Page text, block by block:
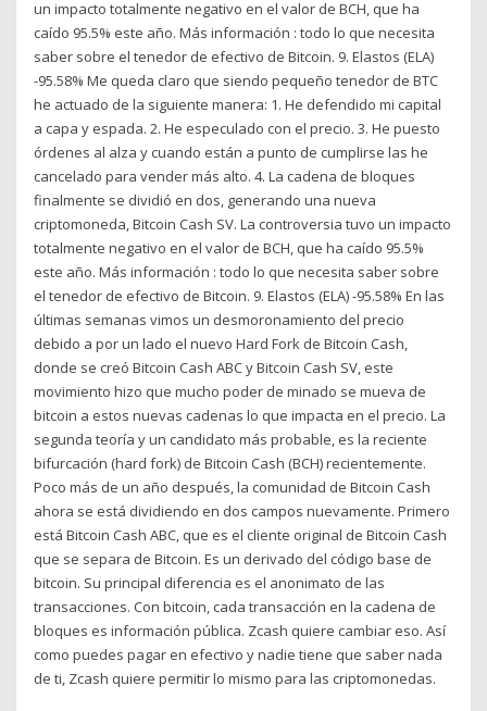
un impacto totalmente negativo en el valor de BCH, que ha
caído 95.5% este año. Más información : todo lo que necesita
saber sobre el tenedor de efectivo de Bitcoin. 9. Elastos (ELA)
-95.58% Me queda claro que siendo pequeño tenedor de BTC
he actuado de la siguiente manera: 1. He defendido mi capital
a capa y espada. 2. He especulado con el precio. 3. He puesto
órdenes al alza y cuando están a punto de cumplirse las he
cancelado para vender más alto. 4. La cadena de bloques
finalmente se dividió en dos, generando una nueva
criptomoneda, Bitcoin Cash SV. La controversia tuvo un impacto
totalmente negativo en el valor de BCH, que ha caído 95.5%
este año. Más información : todo lo que necesita saber sobre
el tenedor de efectivo de Bitcoin. 9. Elastos (ELA) -95.58% En las
últimas semanas vimos un desmoronamiento del precio
debido a por un lado el nuevo Hard Fork de Bitcoin Cash,
donde se creó Bitcoin Cash ABC y Bitcoin Cash SV, este
movimiento hizo que mucho poder de minado se mueva de
bitcoin a estos nuevas cadenas lo que impacta en el precio. La
segunda teoría y un candidato más probable, es la reciente
bifurcación (hard fork) de Bitcoin Cash (BCH) recientemente.
Poco más de un año después, la comunidad de Bitcoin Cash
ahora se está dividiendo en dos campos nuevamente. Primero
está Bitcoin Cash ABC, que es el cliente original de Bitcoin Cash
que se separa de Bitcoin. Es un derivado del código base de
bitcoin. Su principal diferencia es el anonimato de las
transacciones. Con bitcoin, cada transacción en la cadena de
bloques es información pública. Zcash quiere cambiar eso. Así
como puedes pagar en efectivo y nadie tiene que saber nada
de ti, Zcash quiere permitir lo mismo para las criptomonedas.